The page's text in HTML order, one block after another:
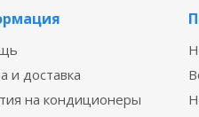
и доставка
на кондиционеры